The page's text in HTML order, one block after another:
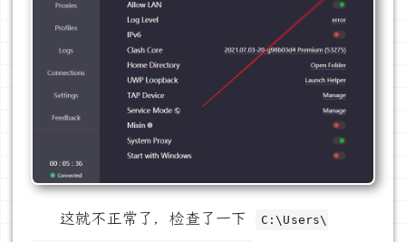
这就不正常了，检查了一下 C:\Users\